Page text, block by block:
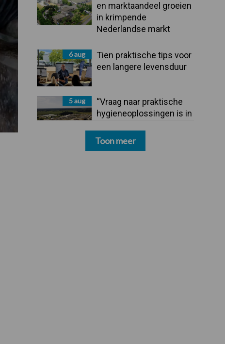
en marktaandeel groeien
in krimpende
Nederlandse markt
6 aug
Tien praktische tips voor
een langere levensduur
5 aug
“Vraag naar praktische
hygieneoplossingen is in
Toon meer